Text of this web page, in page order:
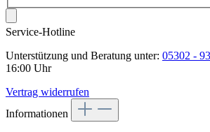
Service-Hotline
Unterstützung und Beratung unter: 05302 -
16:00 Uhr
Vertrag widerrufen
Informationen